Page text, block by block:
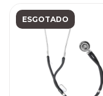
ESGOTADO